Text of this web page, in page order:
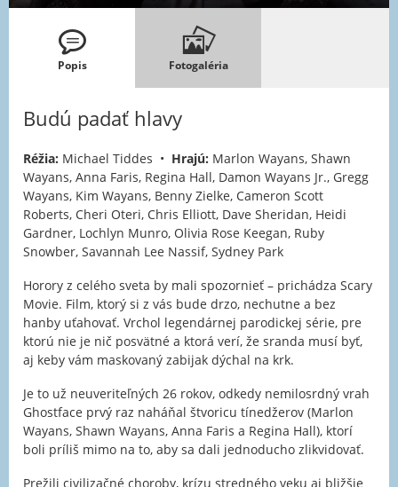
Popis Fotogaléria
Budú padať hlavy
Réžia: Michael Tiddes • Hrajú: Marlon Wayans, Shawn
Wayans, Anna Faris, Regina Hall, Damon Wayans Jr., Gregg
Wayans, Kim Wayans, Benny Zielke, Cameron Scott
Roberts, Cheri Oteri, Chris Elliott, Dave Sheridan, Heidi
Gardner, Lochlyn Munro, Olivia Rose Keegan, Ruby
Snowber, Savannah Lee Nassif, Sydney Park
Horory z celého sveta by mali spozornieť – prichádza Scary
Movie. Film, ktorý si z vás bude drzo, nechutne a bez
hanby uťahovať. Vrchol legendárnej parodickej série, pre
ktorú nie je nič posvätné a ktorá verí, že sranda musí byť,
aj keby vám maskovaný zabijak dýchal na krk.
Je to už neuveriteľných 26 rokov, odkedy nemilosrdný vrah
Ghostface prvý raz naháňal štvoricu tínedžerov (Marlon
Wayans, Shawn Wayans, Anna Faris a Regina Hall), ktorí
boli príliš mimo na to, aby sa dali jednoducho zlikvidovať.
Prežili civilizačné choroby, krízu stredného veku aj bližšie